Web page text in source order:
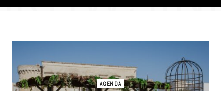
AGENDA